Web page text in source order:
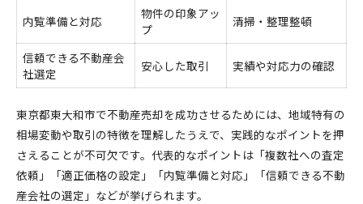
内覧準備と対応
物件の印象アッ
プ
清掃・整理整頓
信頼できる不動産会
社選定
安心した取引 実績や対応力の確認
東京都東大和市で不動産売却を成功させるためには、地域特有の
相場変動や取引の特徴を理解したうえで、実践的なポイントを押
さえることが不可欠です。代表的なポイントは「複数社への査定
依頼」「適正価格の設定」「内覧準備と対応」「信頼できる不動
産会社の選定」などが挙げられます。